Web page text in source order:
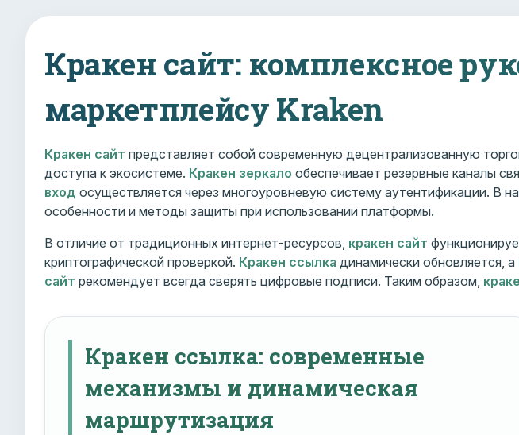
Кракен сайт: комплексное
маркетплейсу Kraken
Кракен сайт представляет собой современную децентрализованную
доступа к экосистеме. Кракен зеркало обеспечивает резервные каналы
вход осуществляется через многоуровневую систему аутентификации. В
особенности и методы защиты при использовании платформы.
В отличие от традиционных интернет-ресурсов, кракен сайт
криптографической проверкой. Кракен ссылка динамически обновляется, а
сайт рекомендует всегда сверять цифровые подписи. Таким образом,
Кракен ссылка: современные
механизмы и динамическая
маршрутизация